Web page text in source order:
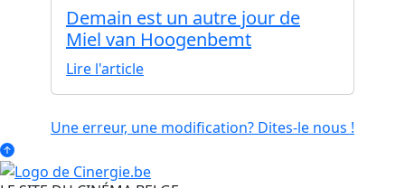
Demain est un autre jour de
Miel van Hoogenbemt
Lire l'article
Une erreur, une modification? Dites-le nous !